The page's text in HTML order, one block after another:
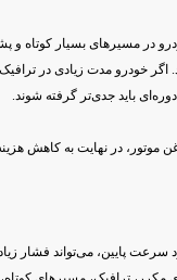
در مسیرهای بسیار کوتاه و
اگر خودرو مدت زیادی در
باید جدی‌تر گرفته شوند.
موتور، در نهایت به کاهش
سرعت پایین، می‌تواند فشار